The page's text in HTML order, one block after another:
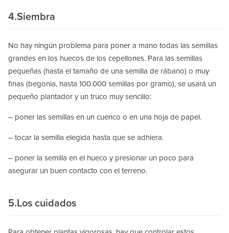
4.Siembra
No hay ningún problema para poner a mano todas las semillas
grandes en los huecos de los cepellones. Para las semillas
pequeñas (hasta el tamaño de una semilla de rábano) o muy
finas (begonia, hasta 100.000 semillas por gramo), se usará un
pequeño plantador y un truco muy sencillo:
– poner las semillas en un cuenco o en una hoja de papel.
– tocar la semilla elegida hasta que se adhiera.
– poner la semilla en el hueco y presionar un poco para
asegurar un buen contacto con el terreno.
5.Los cuidados